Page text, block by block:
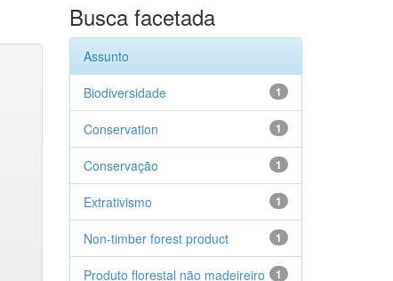
Busca facetada
Assunto
1
Biodiversidade
1
Conservation
1
Conservação
1
Extrativismo
1
Non-timber forest product
1
Produto florestal não madeireiro